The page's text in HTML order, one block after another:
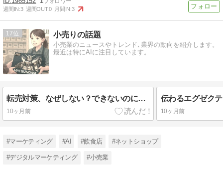
週間IN:3 週間OUT:0 月間IN:3
17 小売りの話題
小売業のニュースやトレンド､業界の動向を紹介します。
最近は特にAIに注目しています。
転売対策、なぜしない？できないのには理由があった
10ヶ月前 10ヶ月前
#マーケティング #AI #飲食店 #ネットショップ
#デジタルマーケティング #小売業